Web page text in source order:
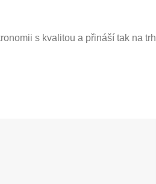
s kvalitou a přináší tak na trh